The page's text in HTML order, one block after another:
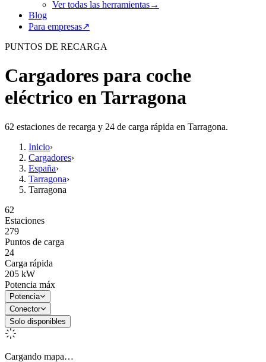
Ver todas las herramientas→
Blog
Para empresas↗
PUNTOS DE RECARGA
Cargadores para coche
eléctrico en Tarragona
62 estaciones de recarga y 24 de carga rápida en Tarragona.
Inicio›
Cargadores›
España›
Tarragona›
Tarragona
62
Estaciones
279
Puntos de carga
24
Carga rápida
205 kW
Potencia máx
Potencia
Conector
Solo disponibles
Cargando mapa…